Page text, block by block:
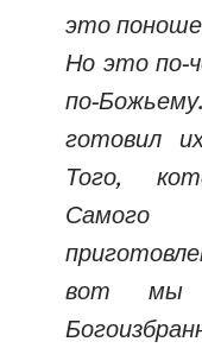
это
Но это по-
по-
готовил
Того,
вот мы